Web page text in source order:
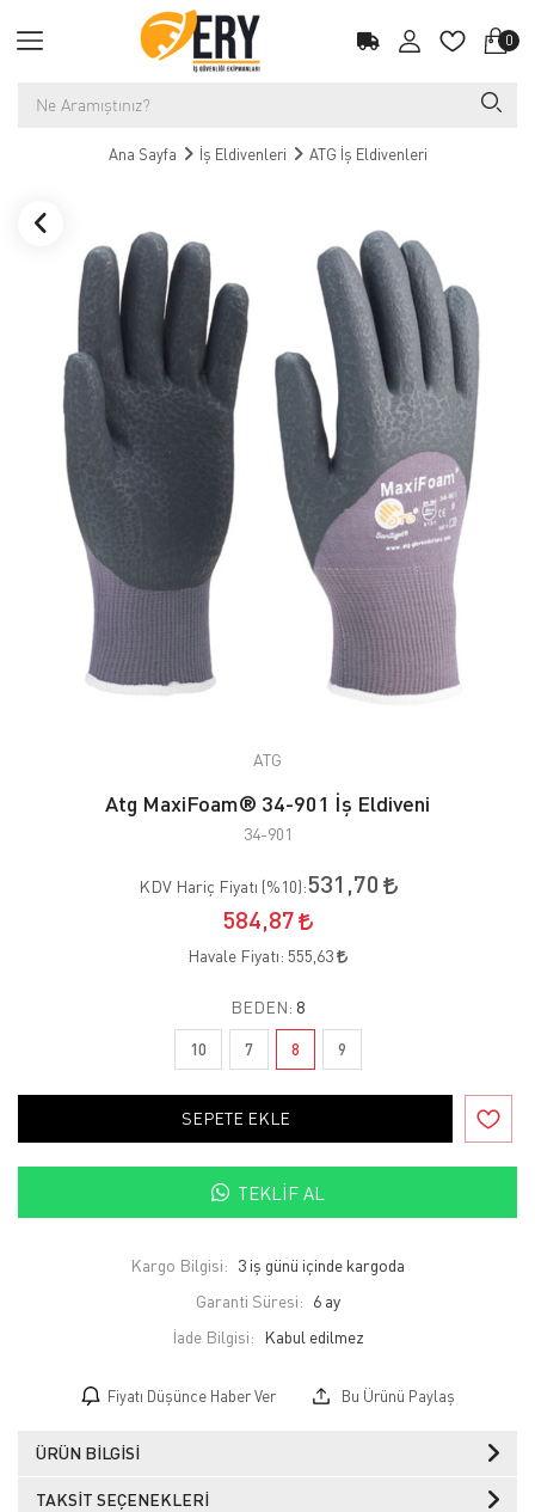
0
Ana Sayfa İş Eldivenleri ATG İş Eldivenleri
ATG
Atg MaxiFoam® 34-901 İş Eldiveni
34-901
KDV Hariç Fiyatı (%10):531,70
584,87
Havale Fiyatı: 555,63
BEDEN: 8
10 7 8 9
SEPETE EKLE
TEKLIF AL
Kargo Bilgisi: 3 iş günü içinde kargoda
Garanti Süresi: 6 ay
İade Bilgisi:
Fiyatı Düşünce Haber Ver Bu Ürünü Paylaş
ÜRÜN BILGISI
TAKSIT SEÇENEKLERI